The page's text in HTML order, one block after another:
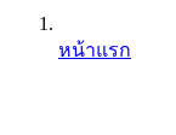
หน้าแรก